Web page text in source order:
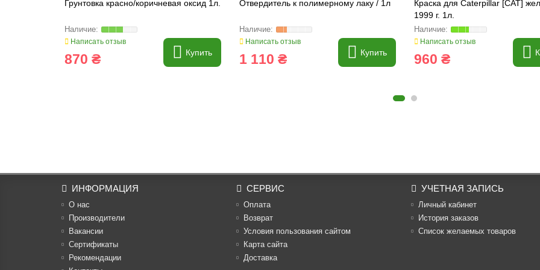
Грунтовка красно/коричневая оксид 1л.
Написать отзыв
870 ₴ Купить
Отвердитель к полимерному лаку / 1л
Написать отзыв
1 110 ₴ Купить
Краска для Caterpillar [CAT]
1999 г. 1л.
Написать отзыв
960 ₴
ИНФОРМАЦИЯ
О нас
Производители
Вакансии
Cертификаты
Рекомендации
СЕРВИС
Оплата
Возврат
Условия пользования сайтом
Карта сайта
Доставка
УЧЕТНАЯ ЗАПИСЬ
Личный кабинет
История заказов
Список желаемых товаров